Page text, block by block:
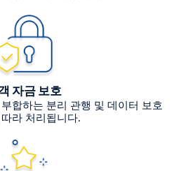
자금 보호
합하는 분리 관행 및 데이터 보호
라 처리됩니다.